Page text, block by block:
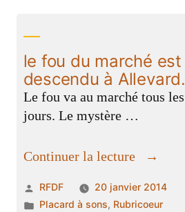
le fou du marché est
descendu à Allevard.
Le fou va au marché tous les
jours. Le mystère …
Continuer la lecture
« le
du
Publié
par
RFDF
20 janvier 2014
Publié
Placard à sons, Rubricoeur